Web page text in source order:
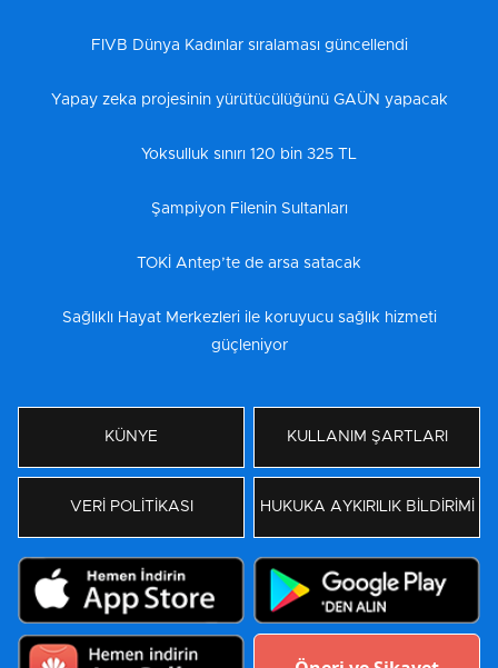
FIVB Dünya Kadınlar sıralaması güncellendi
Yapay zeka projesinin yürütücülüğünü GAÜN yapacak
Yoksulluk sınırı 120 bin 325 TL
Şampiyon Filenin Sultanları
TOKİ Antep’te de arsa satacak
Sağlıklı Hayat Merkezleri ile koruyucu sağlık hizmeti
güçleniyor
KÜNYE KULLANIM ŞARTLARI
VERİ POLİTİKASI HUKUKA AYKIRILIK BİLDİRİMİ